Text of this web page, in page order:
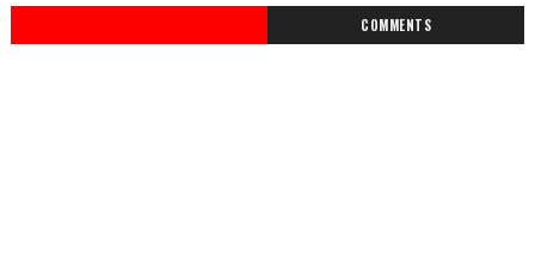
COMMENTS